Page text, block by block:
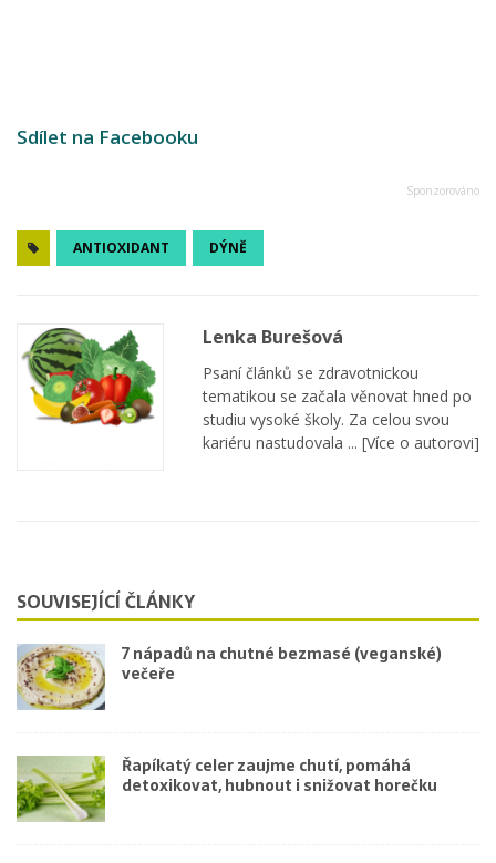
Sdílet na Facebooku
ANTIOXIDANT DÝNĚ
Lenka Burešová
Psaní článků se zdravotnickou
tematikou se začala věnovat hned po
studiu vysoké školy. Za celou svou
kariéru nastudovala ... [Více o autorovi]
SOUVISEJÍCÍ ČLÁNKY
7 nápadů na chutné bezmasé (veganské)
večeře
Řapíkatý celer zaujme chutí, pomáhá
detoxikovat, hubnout i snižovat horečku